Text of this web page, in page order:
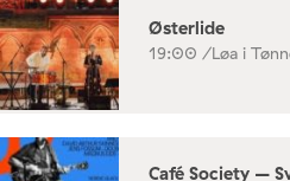
Østerlide
19:00 /Løa i
Café Society –